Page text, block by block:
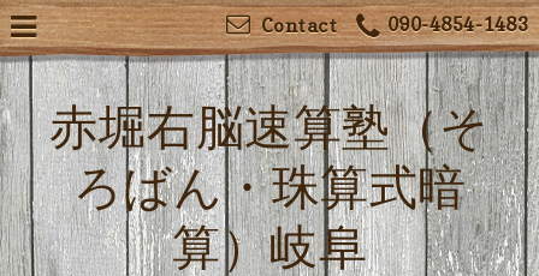
090-4854-1483
Contact
赤堀右脳速算塾（そ
ろばん・珠算式暗
算）岐阜